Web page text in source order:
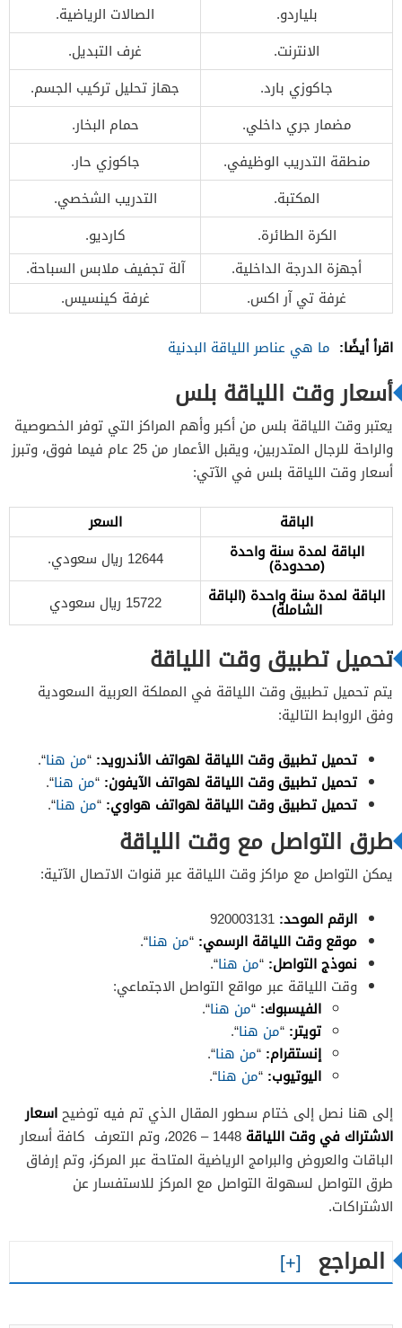
بلياردو.
الصالات الرياضية.
الانترنت.
غرف التبديل.
جاكوزي بارد.
جهاز تحليل تركيب الجسم.
مضمار جري داخلي.
حمام البخار.
منطقة التدريب الوظيفي.
جاكوزي حار.
المكتبة.
التدريب الشخصي.
الكرة الطائرة.
كارديو.
أجهزة الدرجة الداخلية.
آلة تجفيف ملابس السباحة.
غرفة تي آر اكس.
غرفة كينسيس.
اقرأ أيضًا: ما هي عناصر اللياقة البدنية
أسعار وقت اللياقة بلس
يعتبر وقت اللياقة بلس من أكبر وأهم المراكز التي توفر الخصوصية
والراحة للرجال المتدربين، ويقبل الأعمار من 25 عام فيما فوق، وتبرز
أسعار وقت اللياقة بلس في الآتي:
الباقة
السعر
الباقة لمدة سنة واحدة
(محدودة)
12644 ريال سعودي.
الباقة لمدة سنة واحدة (الباقة
الشاملة) 15722 ريال سعودي
تحميل تطبيق وقت اللياقة
يتم تحميل تطبيق وقت اللياقة في المملكة العربية السعودية
وفق الروابط التالية:
تحميل تطبيق وقت اللياقة لهواتف الأندرويد: “من هنا“.
تحميل تطبيق وقت اللياقة لهواتف الآيفون: “من هنا“.
تحميل تطبيق وقت اللياقة لهواتف هواوي: “من هنا“.
طرق التواصل مع وقت اللياقة
يمكن التواصل مع مراكز وقت اللياقة عبر قنوات الاتصال الآتية:
الرقم الموحد:
موقع وقت اللياقة الرسمي: “من هنا“.
نموذج التواصل: “من هنا“.
وقت اللياقة عبر مواقع التواصل الاجتماعي:
الفيسبوك: “من هنا“.
تويتر: “من هنا“.
إنستقرام: “من هنا“.
اليوتيوب: “من هنا“.
إلى هنا نصل إلى ختام سطور المقال الذي تم فيه توضيحاسعار
الاشتراك في وقت اللياقة
1448 – 2026، وتم التعرف كافة أسعار
الباقات والعروض والبرامج الرياضية المتاحة عبر المركز، وتم إرفاق
طرق التواصل لسهولة التواصل مع المركز للاستفسار عن
الاشتراكات.
المراجع